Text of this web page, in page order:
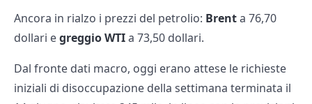
Ancora in rialzo i prezzi del petrolio: Brenta 76,70
dollari egreggio WTIa 73,50 dollari.
Dal fronte dati macro, oggi erano attese le richieste
iniziali di disoccupazione della settimana terminata il